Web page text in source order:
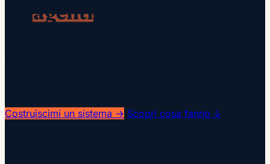
agenti
Costruiscimi un sistema → Scopri cosa fanno ↓